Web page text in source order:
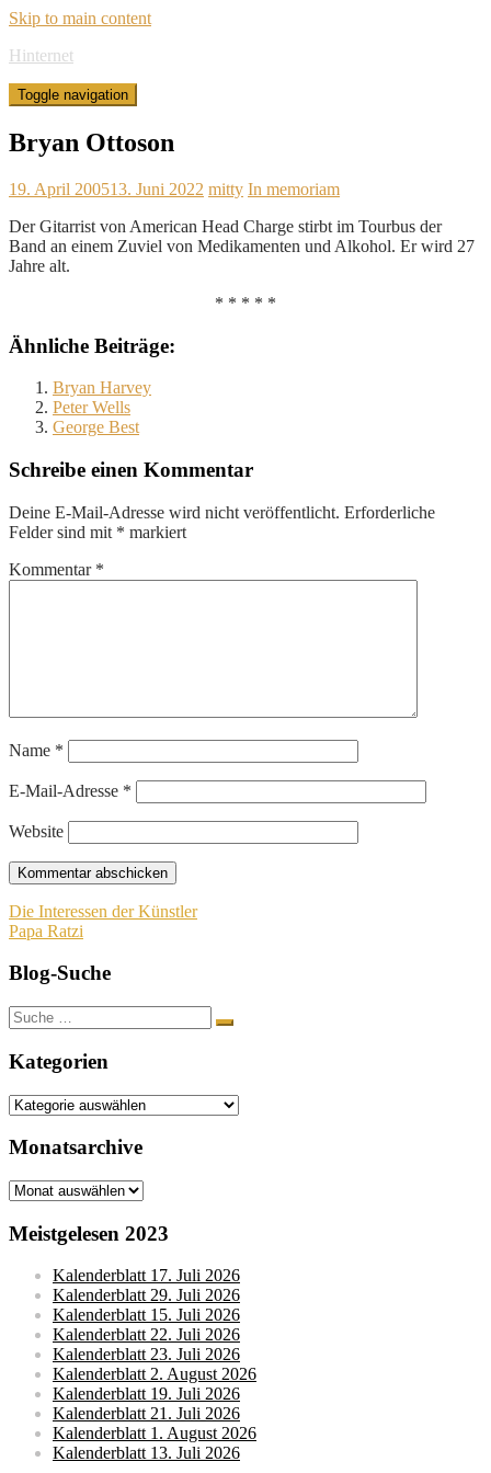
Skip to main content
Hinternet
Toggle navigation
Bryan Ottoson
19. April 200513. Juni 2022 mitty In memoriam
Der Gitarrist von American Head Charge stirbt im Tourbus der
Band an einem Zuviel von Medikamenten und Alkohol. Er wird 27
Jahre alt.
* * * * *
Ähnliche Beiträge:
Bryan Harvey
Peter Wells
George Best
Schreibe einen Kommentar
Deine E-Mail-Adresse wird nicht veröffentlicht. Erforderliche
Felder sind mit * markiert
Kommentar *
Name *
E-Mail-Adresse *
Website
Beitragsnavigation
Die Interessen der Künstler
Papa Ratzi
Blog-Suche
Suche
nach:
Kategorien
Kategorien
Monatsarchive
Monatsarchive
Meistgelesen 2023
Kalenderblatt 17. Juli 2026
Kalenderblatt 29. Juli 2026
Kalenderblatt 15. Juli 2026
Kalenderblatt 22. Juli 2026
Kalenderblatt 23. Juli 2026
Kalenderblatt 2. August 2026
Kalenderblatt 19. Juli 2026
Kalenderblatt 21. Juli 2026
Kalenderblatt 1. August 2026
Kalenderblatt 13. Juli 2026